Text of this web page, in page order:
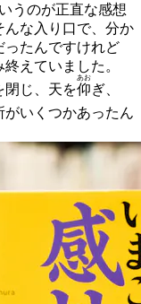
うのが正直な感想
んな入り口で、分か
ったんですけれど
えていました。
閉じ、天を仰
あお
ぎ、
がいくつかあったん